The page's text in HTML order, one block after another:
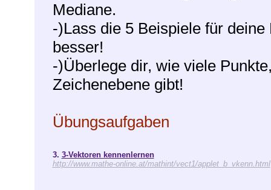
Mediane.
-)Lass die 5 Beispiele für
besser!
-)Überlege dir, wie viele
Zeichenebene gibt!
Übungsaufgaben
3. 3-Vektoren kennenlernen
http://www.mathe-online.at/mathint/vect1/applet_b_vkenn.html